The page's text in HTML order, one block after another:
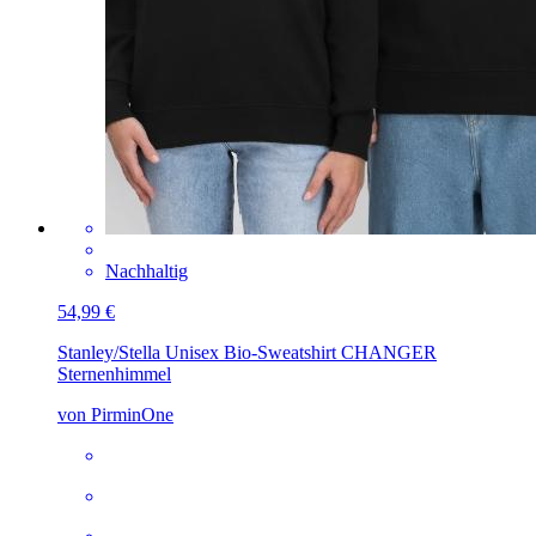
Nachhaltig
54,99 €
Stanley/Stella Unisex Bio-Sweatshirt CHANGER
Sternenhimmel
von PirminOne